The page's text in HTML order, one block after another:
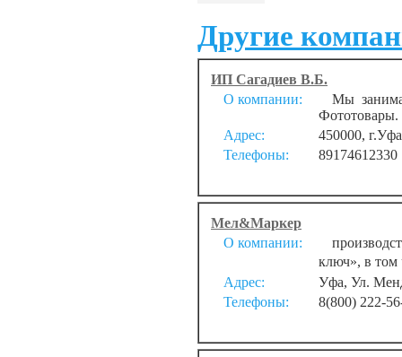
Другие
ИП Сагадиев В.Б.
О компании:
Мы
Фототовары.
Адрес:
450000,
Телефоны:
89174612330
Мел&Маркер
О компании:
ключ», в том
Адрес:
Уфа, Ул.
Телефоны:
8(800) 222-